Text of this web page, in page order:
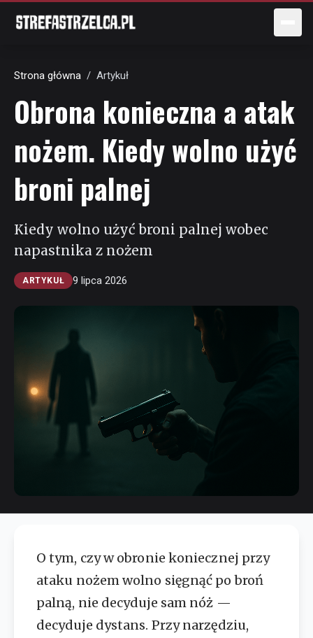
Strona główna / Artykuł
Obrona konieczna a atak
nożem. Kiedy wolno użyć
broni palnej
Kiedy wolno użyć broni palnej wobec
napastnika z nożem
ARTYKUŁ 9 lipca 2026
O tym, czy w obronie koniecznej przy
ataku nożem wolno sięgnąć po broń
palną, nie decyduje sam nóż —
decyduje dystans. Przy narzędziu,